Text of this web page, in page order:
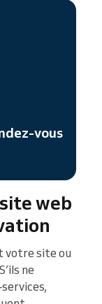
vous
web
votre site ou
ne